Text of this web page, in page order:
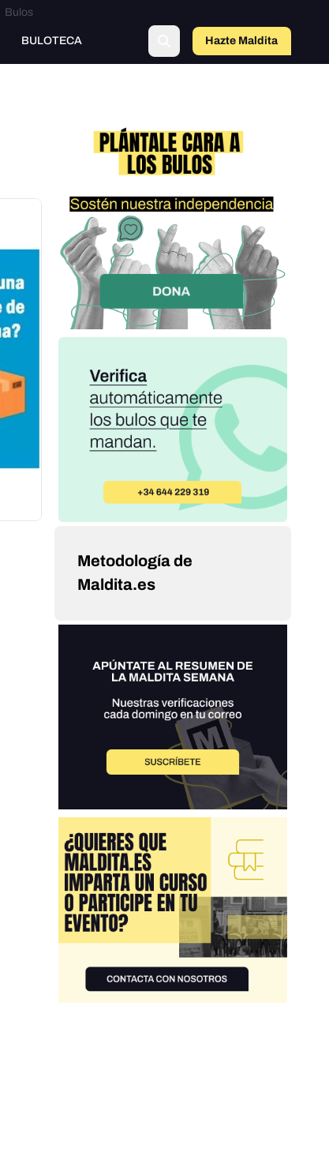
Bulos
BULOTECA Hazte Maldit o
a
Metodología de
Maldita.es